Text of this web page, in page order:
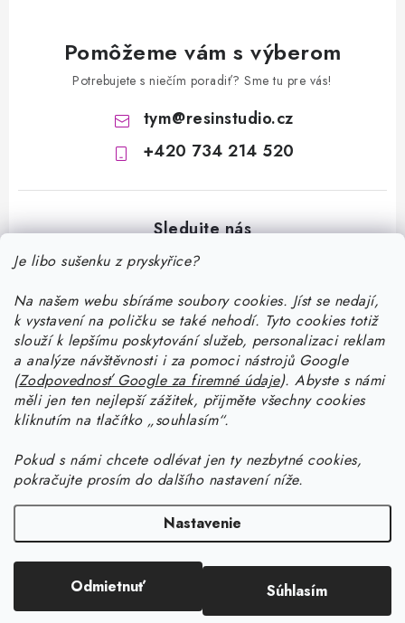
Je libo sušenku z pryskyřice?
Na našem webu sbíráme soubory cookies. Jíst se nedají,
k vystavení na poličku se také nehodí. Tyto cookies totiž
slouží k lepšímu poskytování služeb, personalizaci reklam
a analýze návštěvnosti i za pomoci nástrojů Google
(Zodpovednosť Google za firemné údaje). Abyste s námi
měli jen ten nejlepší zážitek, přijměte všechny cookies
kliknutím na tlačítko „souhlasím“.
Pokud s námi chcete odlévat jen ty nezbytné cookies,
pokračujte prosím do dalšího nastavení níže.
Nastavenie
Odmietnuť Súhlasím
Pomôžeme vám s výberom
Potrebujete s niečím poradiť? Sme tu pre vás!
tym@resinstudio.cz
+420 734 214 520
Informace pro vás
Doprava a platba
Stav objednávky
Sledujte nás
Ako pracovať so živicou
Začnite tvoriť so živicou: stiahnite si zadarmo e-book pre
začiatočníkov
Ako dlho tvrdne živica a ako urýchliť tvrdnutie živice?
Ako vybrať živicu — rádca na výber živice
Tabuľka s výpočtami hmotností živice
Návody na výrobky zo živice
Začnite tvoriť so živicou: stiahnite si zadarmo e-book pre
Ako vyrobiť šperk z UV živice s krčeným efektom
Ako vyrobiť svietnik z epoxidovej živice
Vytvoril Shoptet Premium
. Všetky práva vyhradené.Upraviť nastavenie